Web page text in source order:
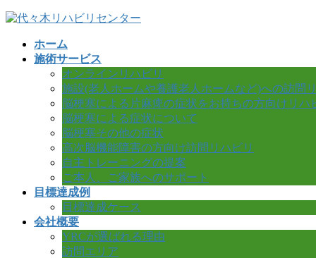
コ
ナ
ホーム
施術サービス
オンラインリハビリ
施設(老人ホームや養護老人ホームなど)への訪問
脳梗塞による片麻痺の症状をお持ちの方向けリハ
脳梗塞による症状について
脳梗塞その他の症状
高次脳機能障害の方向け訪問リハビリ
自主トレーニングの提案
ご本人、ご家族へのサポート
目標達成例
目標達成ケース
会社概要
YRCが選ばれる理由
訪問エリア